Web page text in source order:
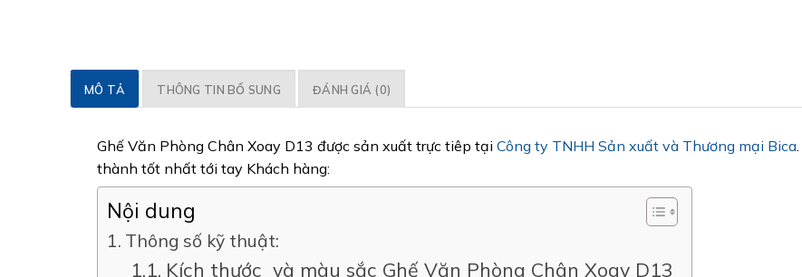
MÔ TẢ THÔNG TIN BỔ SUNG ĐÁNH GIÁ (0)
Ghế Văn Phòng Chân Xoay D13 được sản xuất trực tiêp tại Công ty TNHH Sản xuất và Thương mại Bica
thành tốt nhất tới tay Khách hàng:
Nội dung
Thông số kỹ thuật:
Kích thước và màu sắc Ghế Văn Phòng Chân Xoay D13